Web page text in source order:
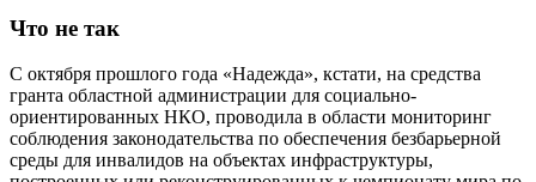
Что не так
С октября прошлого года «Надежда», кстати, на средства
гранта областной администрации для социально-
ориентированных НКО, проводила в области мониторинг
соблюдения законодательства по обеспечения безбарьерной
среды для инвалидов на объектах инфраструктуры,